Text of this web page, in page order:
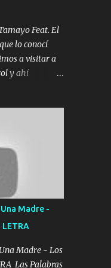
es como
cantando
carreta se
Ya me han
no sepan
Feat. El
lo conocí
a visitar a
y ahí
De La C giró la
bien firmes
color Verde y
a la ciudad
Frontera De
verde
Pura GENTE
EL CALI 4
Una Madre -
Madre - Los
Las Palabras